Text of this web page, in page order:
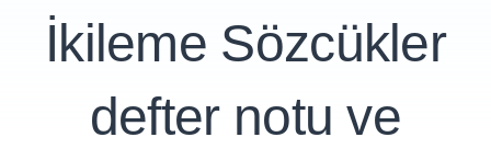
İkileme Sözcükler
defter notu ve